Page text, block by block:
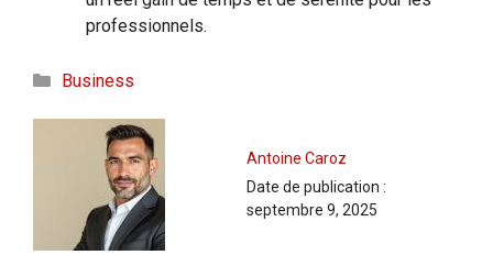
professionnels.
Catégories
Business
Antoine Caroz
Date de publication :
septembre 9, 2025